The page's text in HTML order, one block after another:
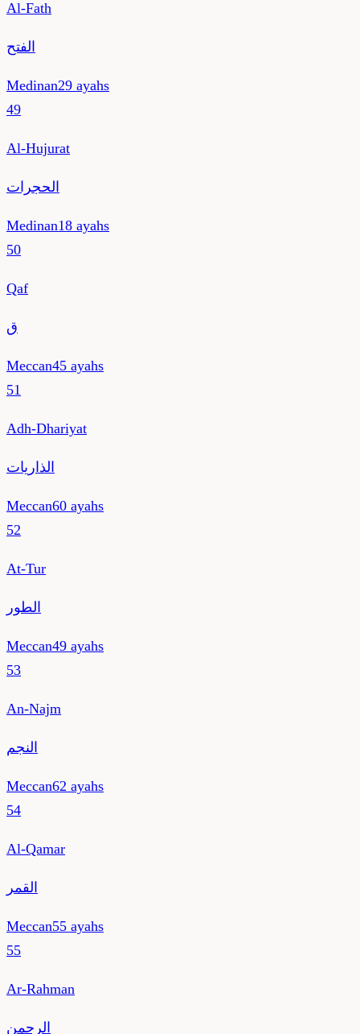
Al-Fath
الفتح
Medinan29 ayahs
49
Al-Hujurat
الحجرات
Medinan18 ayahs
50
Qaf
ق
Meccan45 ayahs
51
Adh-Dhariyat
الذاريات
Meccan60 ayahs
52
At-Tur
الطور
Meccan49 ayahs
53
An-Najm
النجم
Meccan62 ayahs
54
Al-Qamar
القمر
Meccan55 ayahs
55
Ar-Rahman
الرحمن